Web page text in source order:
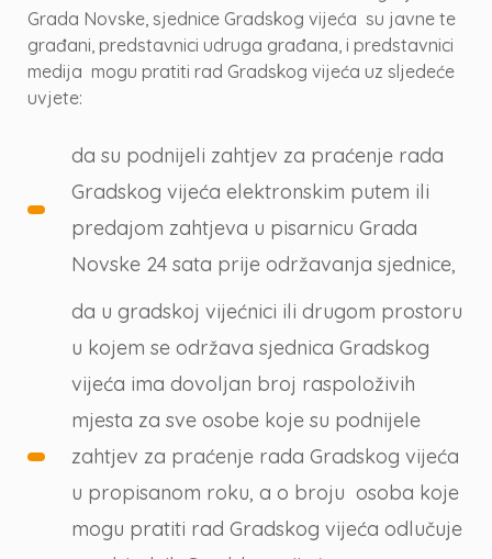
Grada Novske, sjednice Gradskog vijeća su javne te
građani, predstavnici udruga građana, i predstavnici
medija mogu pratiti rad Gradskog vijeća uz sljedeće
uvjete:
da su podnijeli zahtjev za praćenje rada
Gradskog vijeća elektronskim putem ili
predajom zahtjeva u pisarnicu Grada
Novske 24 sata prije održavanja sjednice,
da u gradskoj vijećnici ili drugom prostoru
u kojem se održava sjednica Gradskog
vijeća ima dovoljan broj raspoloživih
mjesta za sve osobe koje su podnijele
zahtjev za praćenje rada Gradskog vijeća
u propisanom roku, a o broju osoba koje
mogu pratiti rad Gradskog vijeća odlučuje